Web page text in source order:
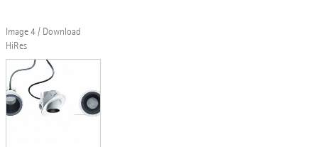
Image 4 / Download
HiRes